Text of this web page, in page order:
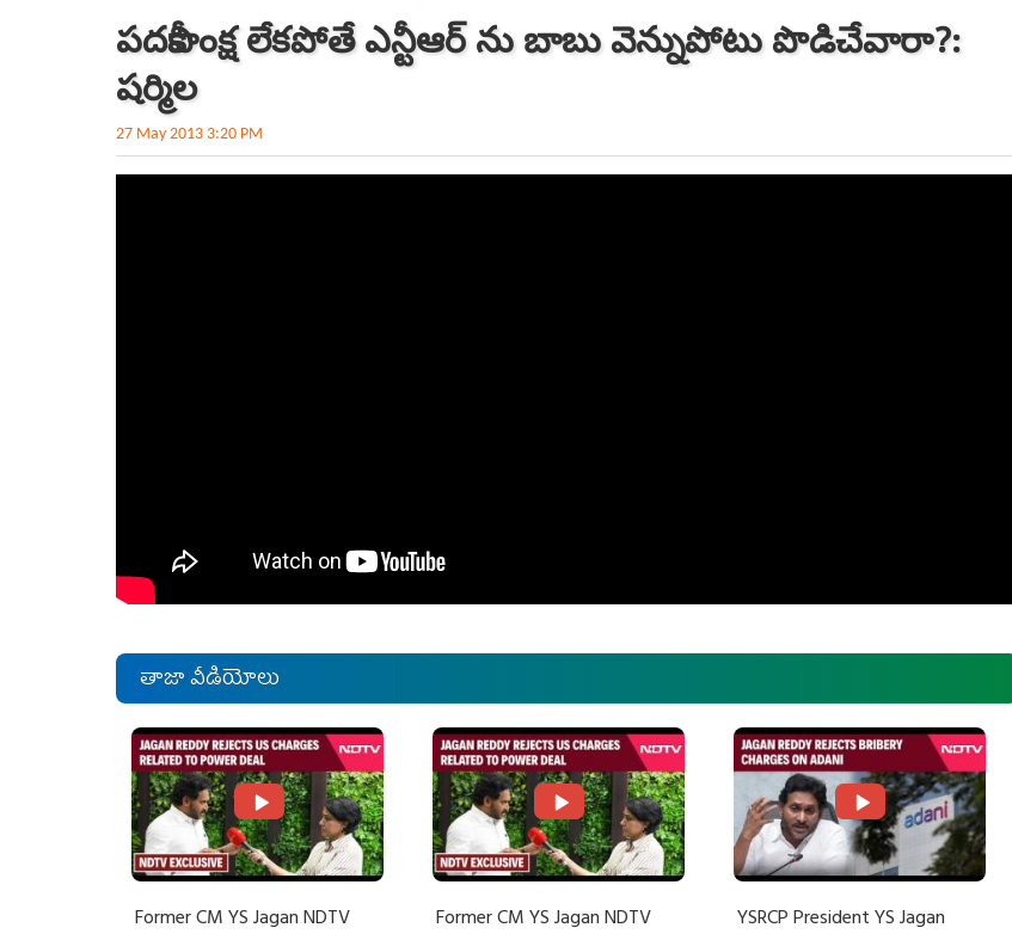
పదవీకాంక్ష లేకపోతే ఎన్టీఆర్ ను బాబు వెన్నుపోటు పొడిచేవారా?:
షర్మిల
27 May 2013 3:20 PM
తాజా వీడియోలు
Former CM YS Jagan NDTV
Former CM YS Jagan NDTV
YSRCP President YS Jagan